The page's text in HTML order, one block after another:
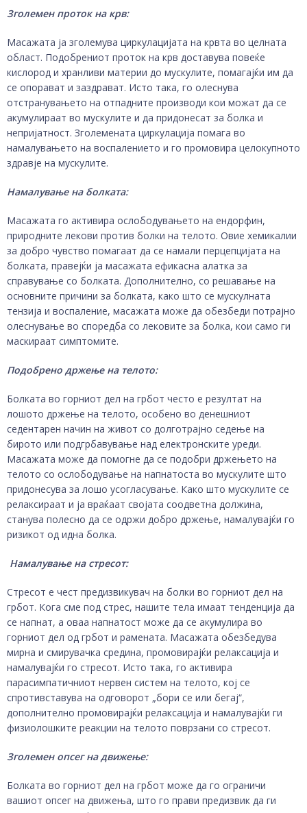
Зголемен проток на крв:
Масажата ја зголемува циркулацијата на крвта во целната
област. Подобрениот проток на крв доставува повеќе
кислород и хранливи материи до мускулите, помагајќи им да
се опорават и заздрават. Исто така, го олеснува
отстранувањето на отпадните производи кои можат да се
акумулираат во мускулите и да придонесат за болка и
непријатност. Зголемената циркулација помага во
намалувањето на воспалението и го промовира целокупното
здравје на мускулите.
Намалување на болката:
Масажата го активира ослободувањето на ендорфин,
природните лекови против болки на телото. Овие хемикалии
за добро чувство помагаат да се намали перцепцијата на
болката, правејќи ја масажата ефикасна алатка за
справување со болката. Дополнително, со решавање на
основните причини за болката, како што се мускулната
тензија и воспаление, масажата може да обезбеди потрајно
олеснување во споредба со лековите за болка, кои само ги
маскираат симптомите.
Подобрено држење на телото:
Болката во горниот дел на грбот често е резултат на
лошото држење на телото, особено во денешниот
седентарен начин на живот со долготрајно седење на
бирото или подгрбавување над електронските уреди.
Масажата може да помогне да се подобри држењето на
телото со ослободување на напнатоста во мускулите што
придонесува за лошо усогласување. Како што мускулите се
релаксираат и ја враќаат својата соодветна должина,
станува полесно да се одржи добро држење, намалувајќи го
ризикот од идна болка.
Намалување на стресот:
Стресот е чест предизвикувач на болки во горниот дел на
грбот. Кога сме под стрес, нашите тела имаат тенденција да
се напнат, а оваа напнатост може да се акумулира во
горниот дел од грбот и рамената. Масажата обезбедува
мирна и смирувачка средина, промовирајќи релаксација и
намалувајќи го стресот. Исто така, го активира
парасимпатичниот нервен систем на телото, кој се
спротивставува на одговорот „бори се или бегај“,
дополнително промовирајќи релаксација и намалувајќи ги
физиолошките реакции на телото поврзани со стресот.
Зголемен опсег на движење:
Болката во горниот дел на грбот може да го ограничи
вашиот опсег на движења, што го прави предизвик да ги